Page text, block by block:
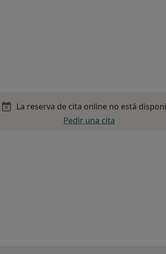
La reserva de cita online no está
Pedir una cita